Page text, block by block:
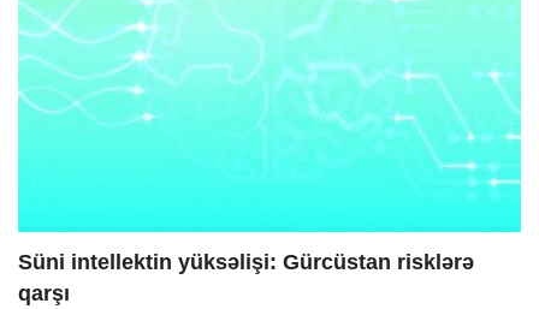
Süni intellektin yüksəlişi: Gürcüstan risklərə
qarşı